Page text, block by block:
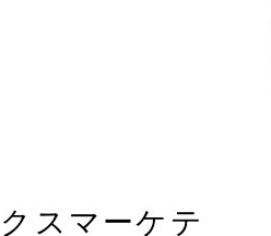
スマーケテ